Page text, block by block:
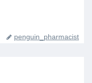
penguin_pharmacist